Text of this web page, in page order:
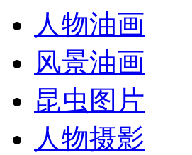
人物油画
风景油画
昆虫图片
人物摄影